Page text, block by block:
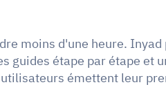
moins d'une heure. Inyad
guides étape par étape et
émettent leur